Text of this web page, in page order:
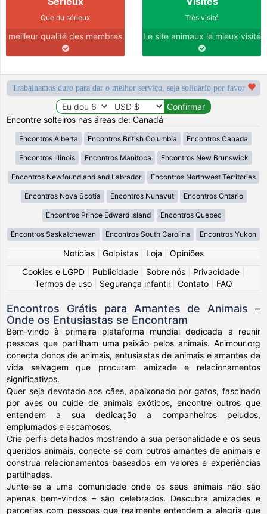
Que du sérieux
meilleur qualité des membres
Très visité
Le site animaux le mieux visité
Trabalhamos duro para dar o melhor serviço, seja solidário por favor
Encontre solteiros nas áreas de: Canadá
Encontros Alberta Encontros British Columbia Encontros Canada
Encontros Illinois Encontros Manitoba Encontros New Brunswick
Encontros Newfoundland and Labrador Encontros Northwest Territories
Encontros Nova Scotia Encontros Nunavut Encontros Ontario
Encontros Prince Edward Island Encontros Quebec
Encontros Saskatchewan Encontros South Carolina Encontros Yukon
Notícias Golpistas Loja
Opiniões
Cookies e LGPD
Publicidade Sobre nós Privacidade
Termos de uso
Segurança infantil Contato FAQ
Encontros Grátis para Amantes de Animais –
Onde os Entusiastas se Encontram
Bem-vindo à primeira plataforma mundial dedicada a reunir
pessoas que partilham uma paixão pelos animais. Animour.org
conecta donos de animais, entusiastas de animais e amantes da
vida selvagem que procuram amizade e relacionamentos
significativos.
Quer seja devotado aos cães, apaixonado por gatos, fascinado
por aves ou cuide de animais exóticos, encontre outros que
entendem a sua dedicação a companheiros peludos,
emplumados e escamosos.
Crie perfis detalhados mostrando a sua personalidade e os seus
queridos animais, conecte-se com outros amantes de animais e
construa relacionamentos baseados em valores e experiências
partilhadas.
Junte-se a uma comunidade onde os seus animais não são
apenas bem-vindos – são celebrados. Descubra amizades e
parcerias com pessoas que realmente entendem a alegria que